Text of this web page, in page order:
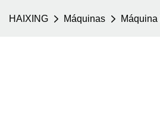
HAIXING Máquinas